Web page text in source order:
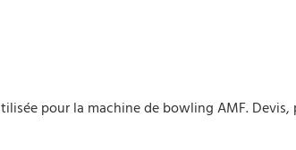
pour la machine de bowling AMF.